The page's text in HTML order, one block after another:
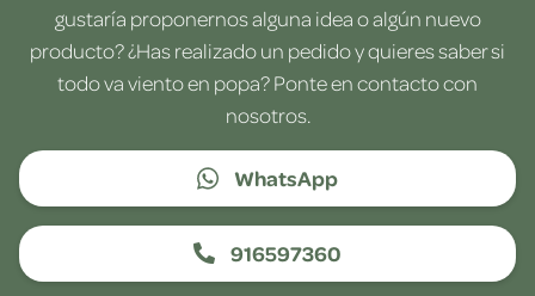
gustaría proponernos alguna idea o algún nuevo
producto? ¿Has realizado un pedido y quieres saber si
todo va viento en popa? Ponte en contacto con
nosotros.
WhatsApp
916597360